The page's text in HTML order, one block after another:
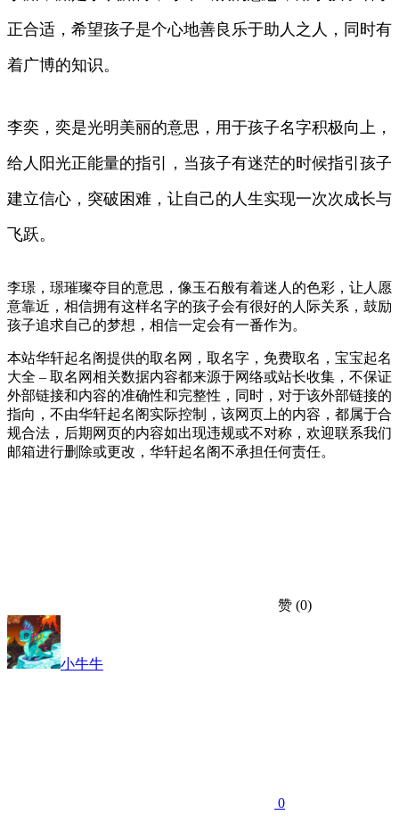
正合适，希望孩子是个心地善良乐于助人之人，同时有
着广博的知识。
李奕，奕是光明美丽的意思，用于孩子名字积极向上，
给人阳光正能量的指引，当孩子有迷茫的时候指引孩子
建立信心，突破困难，让自己的人生实现一次次成长与
飞跃。
李璟，璟璀璨夺目的意思，像玉石般有着迷人的色彩，让人愿
意靠近，相信拥有这样名字的孩子会有很好的人际关系，鼓励
孩子追求自己的梦想，相信一定会有一番作为。
本站华轩起名阁提供的取名网，取名字，免费取名，宝宝起名
大全 – 取名网相关数据内容都来源于网络或站长收集，不保证
外部链接和内容的准确性和完整性，同时，对于该外部链接的
指向，不由华轩起名阁实际控制，该网页上的内容，都属于合
规合法，后期网页的内容如出现违规或不对称，欢迎联系我们
邮箱进行删除或更改，华轩起名阁不承担任何责任。
赞 (0)
小牛牛
0